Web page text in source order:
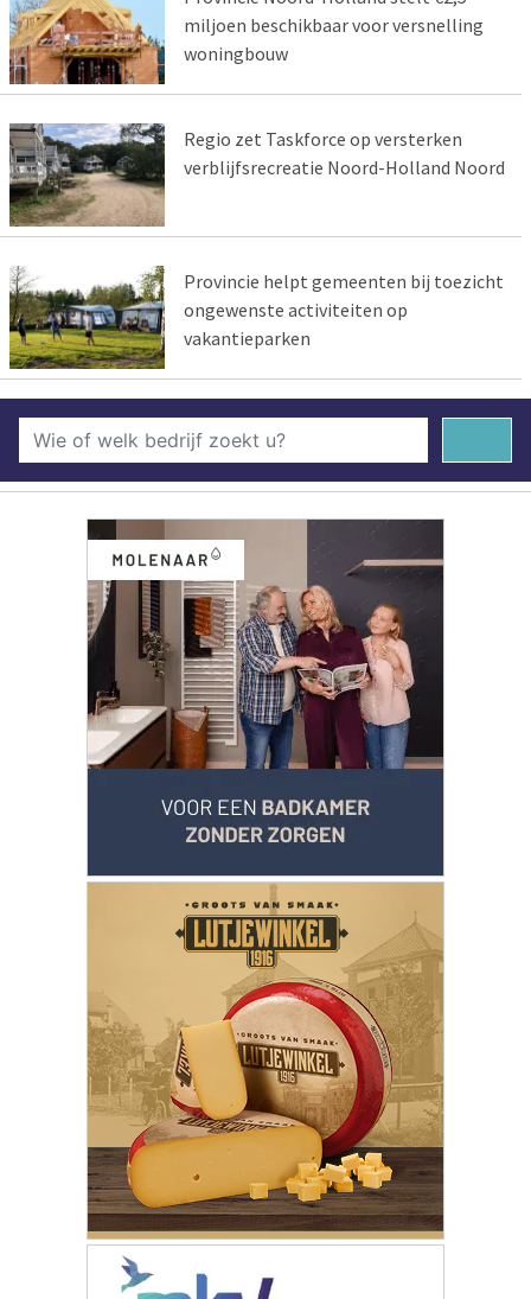
miljoen beschikbaar voor versnelling
woningbouw
Regio zet Taskforce op versterken
verblijfsrecreatie Noord-Holland Noord
Provincie helpt gemeenten bij toezicht
ongewenste activiteiten op
vakantieparken